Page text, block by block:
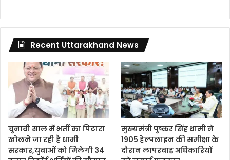
Recent Uttarakhand News
चुनावी साल में भर्ती का पिटारा
खोलने जा रही है धामी
सरकार,युवाओं को मिलेगी 34
मुख्यमंत्री पुष्कर सिंह धामी ने
1905 हेल्पलाइन की समीक्षा के
दौरान लापरवाह अधिकारियों